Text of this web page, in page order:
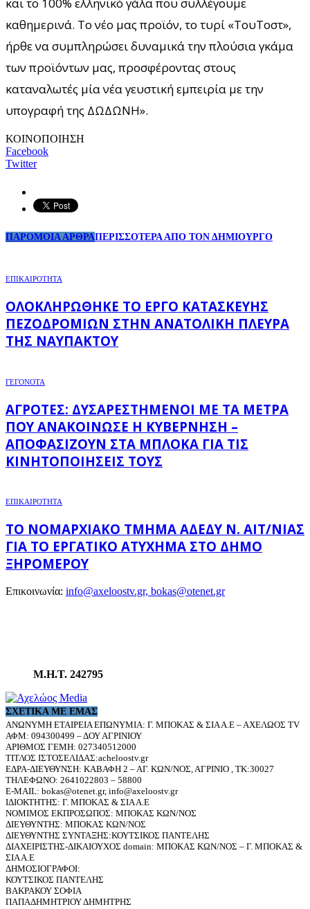
καθημερινά. Το νέο μας προϊόν, το τυρί «ΤουΤοστ»,
ήρθε να συμπληρώσει δυναμικά την πλούσια γκάμα
των προϊόντων μας, προσφέροντας στους
καταναλωτές μία νέα γευστική εμπειρία με την
υπογραφή της ΔΩΔΩΝΗ».
ΚΟΙΝΟΠΟΙΗΣΗ
Facebook
Twitter
ΠΑΡΟΜΟΙΑ ΑΡΘΡΑΠΕΡΙΣΣΟΤΕΡΑ ΑΠΟ ΤΟΝ ΔΗΜΙΟΥΡΓΟ
ΕΠΙΚΑΙΡΟΤΗΤΑ
ΟΛΟΚΛΗΡΏΘΗΚΕ ΤΟ ΈΡΓΟ ΚΑΤΑΣΚΕΥΉΣ
ΠΕΖΟΔΡΟΜΊΩΝ ΣΤΗΝ ΑΝΑΤΟΛΙΚΉ ΠΛΕΥΡΆ
ΤΗΣ ΝΑΥΠΆΚΤΟΥ
ΓΕΓΟΝΟΤΑ
ΑΓΡΌΤΕΣ: ΔΥΣΑΡΕΣΤΗΜΈΝΟΙ ΜΕ ΤΑ ΜΈΤΡΑ
ΠΟΥ ΑΝΑΚΟΊΝΩΣΕ Η ΚΥΒΈΡΝΗΣΗ –
ΑΠΟΦΑΣΊΖΟΥΝ ΣΤΑ ΜΠΛΌΚΑ ΓΙΑ ΤΙΣ
ΚΙΝΗΤΟΠΟΙΉΣΕΙΣ ΤΟΥΣ
ΕΠΙΚΑΙΡΟΤΗΤΑ
ΤΟ ΝΟΜΑΡΧΙΑΚΌ ΤΜΉΜΑ ΑΔΕΔΥ Ν. ΑΙΤ/ΝΊΑΣ
ΓΙΑ ΤΟ ΕΡΓΑΤΙΚΌ ΑΤΎΧΗΜΑ ΣΤΟ ΔΉΜΟ
ΞΗΡΟΜΈΡΟΥ
Επικοινωνία: info@axeloostv.gr, bokas@otenet.gr
Μ.Η.Τ. 242795
ΣΧΕΤΙΚΆ ΜΕ ΕΜΆΣ
ΑΝΩΝΥΜΗ ΕΤΑΙΡΕΙΑ ΕΠΩΝΥΜΙΑ: Γ. ΜΠΟΚΑΣ & ΣΙΑ Α.Ε – ΑΧΕΛΩΟΣ TV
ΑΦΜ: 094300499 – ΔΟΥ ΑΓΡΙΝΙΟΥ
ΑΡΙΘΜΟΣ ΓΕΜΗ: 027340512000
ΤΙΤΛΟΣ ΙΣΤΟΣΕΛΙΔΑΣ:acheloostv.gr
ΕΔΡΑ-ΔΙΕΥΘΥΝΣΗ: ΚΑΒΑΦΗ 2 – ΑΓ. ΚΩΝ/ΝΟΣ, ΑΓΡΙΝΙΟ , ΤΚ:30027
ΤΗΛΕΦΩΝΟ: 2641022803 – 58800
E-MAIL: bokas@otenet.gr, info@axeloostv.gr
ΙΔΙΟΚΤΗΤΗΣ: Γ. ΜΠΟΚΑΣ & ΣΙΑ Α.Ε
ΝΟΜΙΜΟΣ ΕΚΠΡΟΣΩΠΟΣ: ΜΠΟΚΑΣ ΚΩΝ/ΝΟΣ
ΔΙΕΥΘΥΝΤΗΣ: ΜΠΟΚΑΣ ΚΩΝ/ΝΟΣ
ΔΙΕΥΘΥΝΤΗΣ ΣΥΝΤΑΞΗΣ:ΚΟΥΤΣΙΚΟΣ ΠΑΝΤΕΛΗΣ
ΔΙΑΧΕΙΡΙΣΤΗΣ-ΔΙΚΑΙΟΥΧΟΣ domain: ΜΠΟΚΑΣ ΚΩΝ/ΝΟΣ – Γ. ΜΠΟΚΑΣ &
ΣΙΑ Α.Ε
ΔΗΜΟΣΙΟΓΡΑΦΟΙ:
ΚΟΥΤΣΙΚΟΣ ΠΑΝΤΕΛΗΣ
ΒΑΚΡΑΚΟΥ ΣΟΦΙΑ
ΠΑΠΑΔΗΜΗΤΡΙΟΥ ΔΗΜΗΤΡΗΣ